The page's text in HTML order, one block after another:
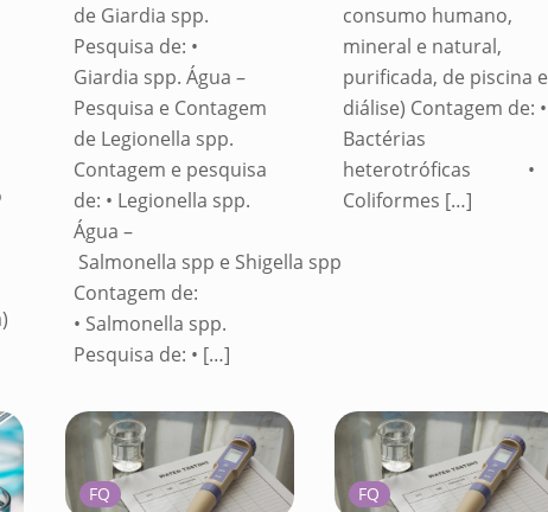
de Giardia spp.
Pesquisa de: •
Giardia spp. Água –
Pesquisa e Contagem
de Legionella spp.
Contagem e pesquisa
de: • Legionella spp.
Água –
Salmonella spp e Shigella spp
Contagem de:
• Salmonella spp.
Pesquisa de: • […]
consumo humano,
mineral e natural,
purificada, de piscina e
diálise) Contagem de: •
Bactérias
heterotróficas •
Coliformes […]
FQ FQ